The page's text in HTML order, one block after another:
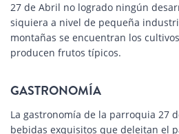
27 de Abril no logrado ningún
siquiera a nivel de pequeña
montañas se encuentran los
producen frutos típicos.
GASTRONOMÍA
La gastronomía de la parroquia 27
bebidas exquisitos que deleitan el